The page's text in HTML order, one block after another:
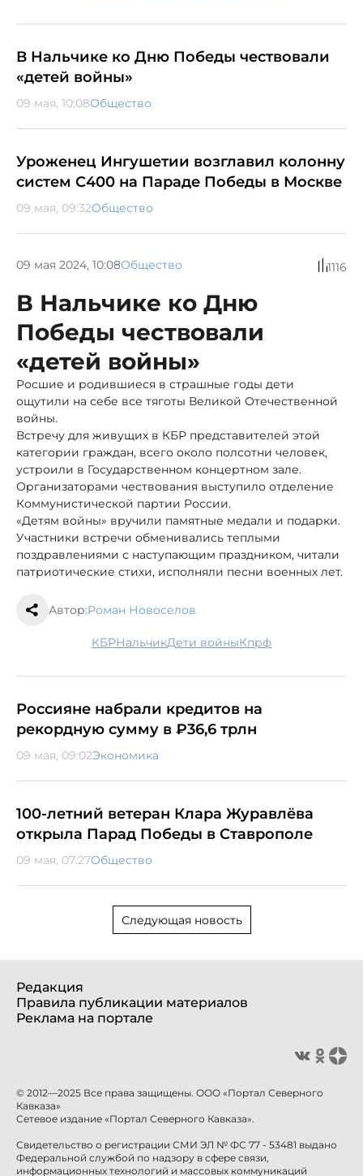
В Нальчике ко Дню Победы чествовали
«детей войны»
09 мая, 10:08Общество
Уроженец Ингушетии возглавил колонну
систем С400 на Параде Победы в Москве
09 мая, 09:32Общество
09 мая 2024, 10:08Общество 1116
В Нальчике ко Дню
Победы чествовали
«детей войны»
Росшие и родившиеся в страшные годы дети
ощутили на себе все тяготы Великой Отечественной
войны.
Встречу для живущих в КБР представителей этой
категории граждан, всего около полсотни человек,
устроили в Государственном концертном зале.
Организаторами чествования выступило отделение
Коммунистической партии России.
«Детям войны» вручили памятные медали и подарки.
Участники встречи обменивались теплыми
поздравлениями с наступающим праздником, читали
патриотические стихи, исполняли песни военных лет.
Автор:Роман Новоселов
КБР Нальчик дети войны кпрф
Россияне набрали кредитов на
рекордную сумму в ₽36,6 трлн
09 мая, 09:02Экономика
100-летний ветеран Клара Журавлёва
открыла Парад Победы в Ставрополе
09 мая, 07:27Общество
Следующая новость
Редакция
Правила публикации материалов
Реклама на портале
© 2012—2025 Все права защищены. ООО «Портал Северного
Кавказа»
Сетевое издание «Портал Северного Кавказа».
Свидетельство о регистрации СМИ ЭЛ № ФС 77 - 53481 выдано
Федеральной службой по надзору в сфере связи,
информационных технологий и массовых коммуникаций